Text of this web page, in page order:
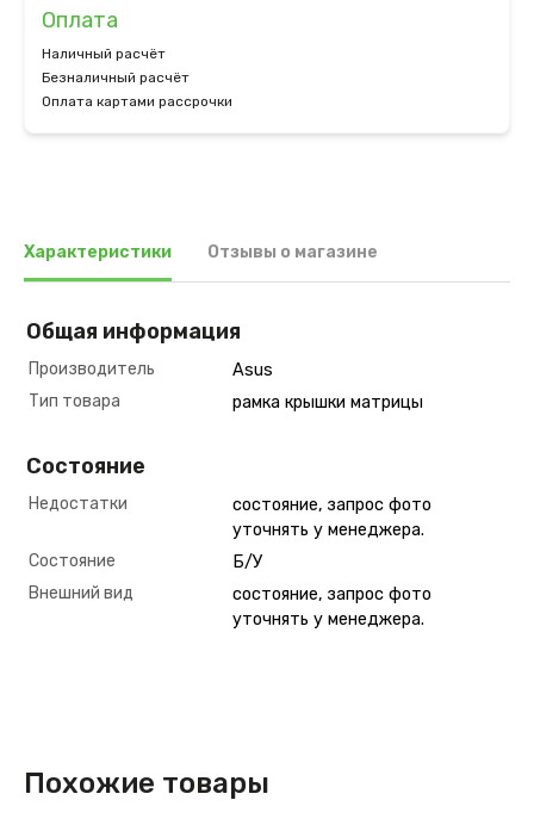
Оплата
Наличный расчёт
Безналичный расчёт
Оплата картами рассрочки
Характеристики Отзывы о магазине
Общая информация
Производитель
Asus
Тип товара
рамка крышки матрицы
Состояние
Недостатки
состояние, запрос фото
уточнять у менеджера.
Состояние
Б/У
Внешний вид
состояние, запрос фото
уточнять у менеджера.
Похожие товары